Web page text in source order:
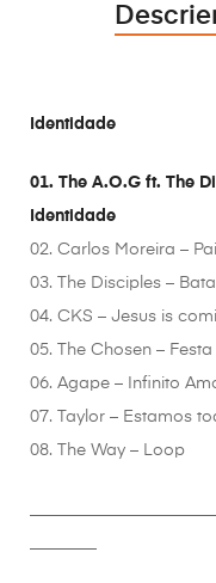
Identidade
01. The A.O.G ft. The
Identidade
02. Carlos Moreira –
03. The Disciples –
04. CKS – Jesus is
05. The Chosen – Festa
06. Agape – Infinito
07. Taylor – Estamos
08. The Way – Loop